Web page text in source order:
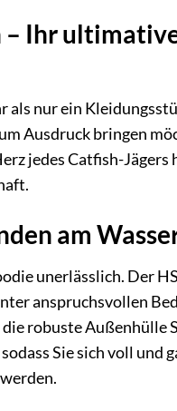
Ihr
nur ein
Ausdruck bringen
jedes Catfish-Jägers
am
unerlässlich. Der
anspruchsvollen
robuste
Sie sich voll und